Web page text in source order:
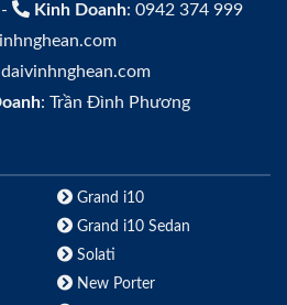
Kinh Doanh: 0942 374 999
: Trần Đình Phương
Grand i10
Grand i10 Sedan
Solati
New Porter